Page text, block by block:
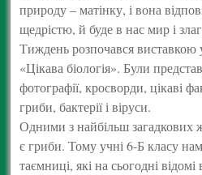
природу – матінку, і вона
щедрістю, й буде в нас мир і
Тиждень розпочався виставкою
«Цікава біологія». Були
фотографії, кросворди, цікаві
гриби, бактерії і віруси.
Одними з найбільш загадкових
є гриби. Тому учні 6-Б класу
таємниці, які на сьогодні